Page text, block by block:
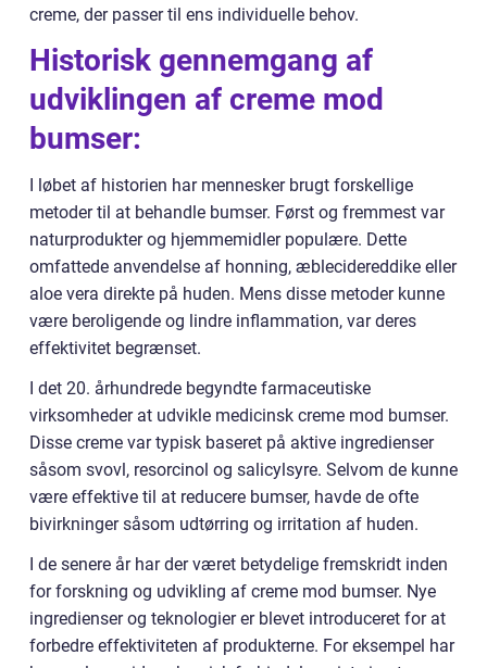
creme, der passer til ens individuelle behov.
Historisk gennemgang af
udviklingen af creme mod
bumser:
I løbet af historien har mennesker brugt forskellige
metoder til at behandle bumser. Først og fremmest var
naturprodukter og hjemmemidler populære. Dette
omfattede anvendelse af honning, æblecidereddike eller
aloe vera direkte på huden. Mens disse metoder kunne
være beroligende og lindre inflammation, var deres
effektivitet begrænset.
I det 20. århundrede begyndte farmaceutiske
virksomheder at udvikle medicinsk creme mod bumser.
Disse creme var typisk baseret på aktive ingredienser
såsom svovl, resorcinol og salicylsyre. Selvom de kunne
være effektive til at reducere bumser, havde de ofte
bivirkninger såsom udtørring og irritation af huden.
I de senere år har der været betydelige fremskridt inden
for forskning og udvikling af creme mod bumser. Nye
ingredienser og teknologier er blevet introduceret for at
forbedre effektiviteten af produkterne. For eksempel har